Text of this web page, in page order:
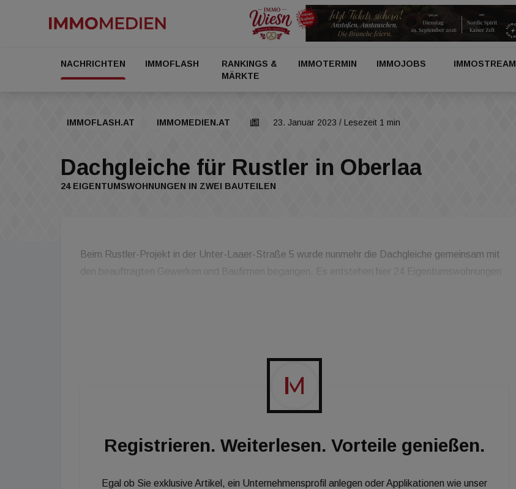
NACHRICHTEN IMMOFLASH
RANKINGS &
MÄRKTE
IMMOTERMIN IMMOJOBS IMMOSTREAM
IMMOFLASH.AT IMMOMEDIEN.AT 23. Januar 2023 / Lesezeit 1 min
Dachgleiche für Rustler in Oberlaa
24 EIGENTUMSWOHNUNGEN IN ZWEI BAUTEILEN
Beim Rustler-Projekt in der Unter-Laaer-Straße 5 wurde nunmehr die Dachgleiche gemeinsam mit
den beauftragten Gewerken und Baufirmen begangen. Es entstehen hier 24 Eigentumswohnungen
Registrieren. Weiterlesen. Vorteile genießen.
Egal ob Sie exklusive Artikel, ein Unternehmensprofil anlegen oder Applikationen wie unser